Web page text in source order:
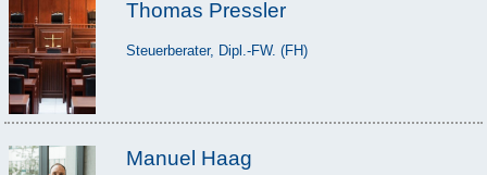
Thomas Pressler
Steuerberater, Dipl.-FW. (FH)
Manuel Haag